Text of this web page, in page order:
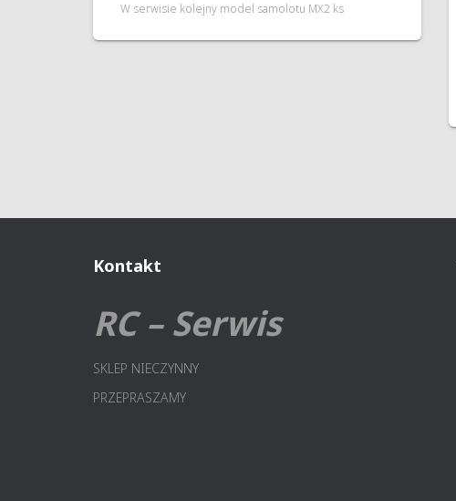
W serwisie kolejny model samolotu MX2 ks
Kontakt
RC – Serwis
SKLEP NIECZYNNY
PRZEPRASZAMY